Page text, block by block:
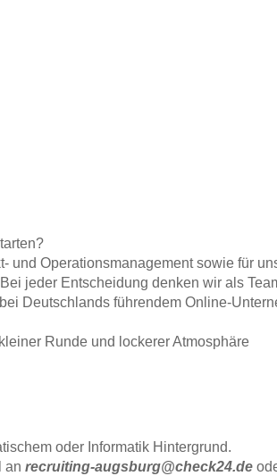
und Operationsmanagement sowie für
jeder Entscheidung denken wir als
Deutschlands führendem Online-
Runde und lockerer Atmosphäre
oder Informatik Hintergrund.
an recruiting-augsburg@check24.de